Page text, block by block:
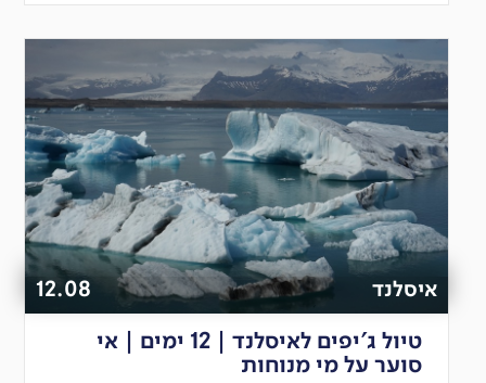
איסלנד 12.08
טיול ג'יפים לאיסלנד | 12 ימים | אי
סוער על מי מנוחות